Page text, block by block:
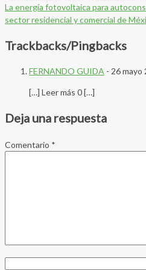
La energía fotovoltaica para
sector residencial y comercial de
Trackbacks/Pingbacks
FERNANDO GUIDA - 26 mayo
[…] Leer más 0 […]
Deja una respuesta
Comentario *